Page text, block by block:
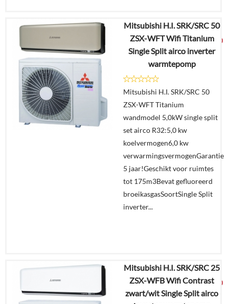
€3.690,50
€1.949,00
Details
Offerte
In
winkelmand
Mitsubishi H.I. SRK/SRC 50
ZSX-WFT Wifi Titanium
Single Split airco inverter
warmtepomp
Mitsubishi H.I. SRK/SRC 50
ZSX-WFT Titanium
wandmodel 5,0kW single split
set airco R32:5,0 kw
koelvermogen6,0 kw
verwarmingsvermogenGarantie
5 jaar!Geschikt voor ruimtes
tot 175m3Bevat gefluoreerd
broeikasgasSoortSingle Split
inverter...
€6.370,65
€3.349,00
Mitsubishi H.I. SRK/SRC 25
ZSX-WFB Wifi Contrast
zwart/wit Single Split airco